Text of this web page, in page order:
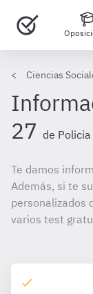
Ciencias
27 de
Te damos
Además, si te
personalizados
varios test